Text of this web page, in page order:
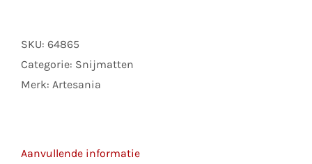
SKU: 64865
Categorie: Snijmatten
Merk: Artesania
Aanvullende informatie